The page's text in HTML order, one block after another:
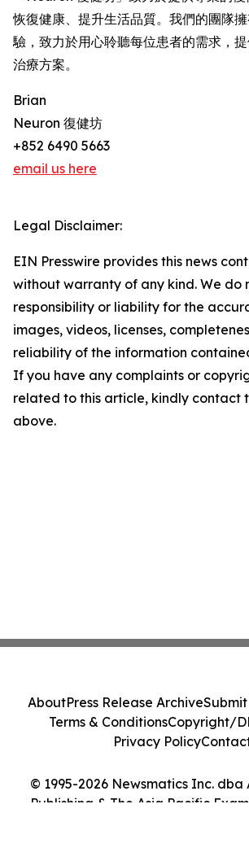
恢復健康、提升生活品質。我們的團隊
驗，致力於用心聆聽每位患者的需求，
治療方案。
Brian
Neuron 復健坊
+852 6490 5663
email us here
Legal Disclaimer:
EIN Presswire provides this news
without warranty of any kind. We do
responsibility or liability for the
images, videos, licenses,
reliability of the information
If you have any complaints or
related to this article, kindly contact
above.
© 1995-2026 Newsmatics Inc. dba
Publishing & The Asia Pacific
AboutPress Release ArchiveSubmit
Terms & ConditionsCopyright/
Privacy Policy